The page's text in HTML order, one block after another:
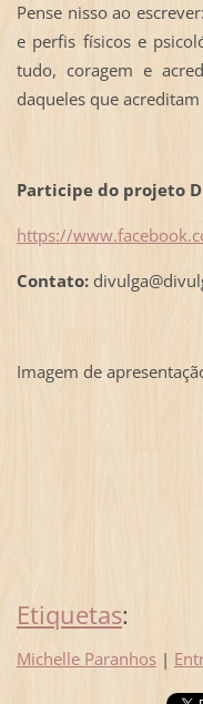
Pense nisso ao
e perfis físicos e
tudo, coragem e
daqueles que
Participe do projeto
https://
Contato:
Imagem de
Etiquetas:
Michelle Paranhos |